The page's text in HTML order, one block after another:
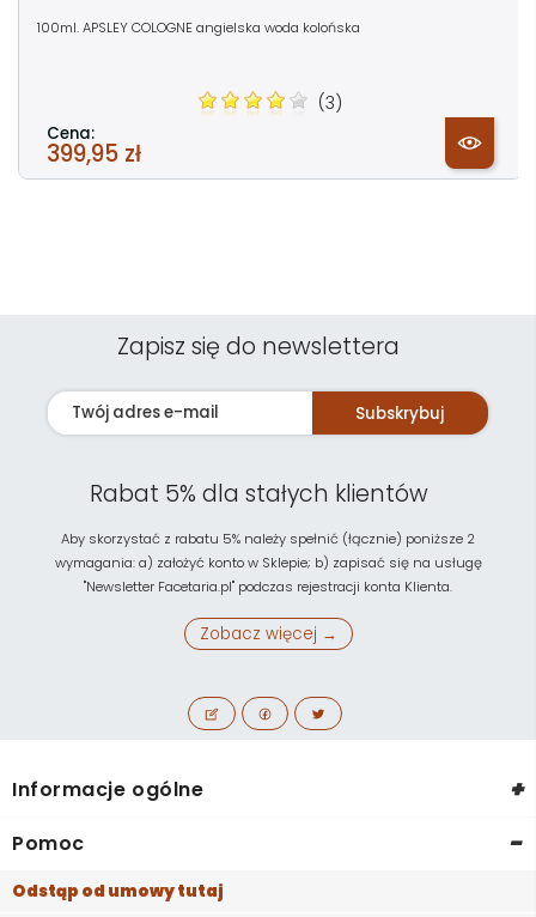
100ml. APSLEY COLOGNE angielska woda kolońska
(3)
Cena:
399,95 zł
Zapisz się do newslettera
Subskrybuj
Rabat 5% dla stałych klientów
Aby skorzystać z rabatu 5% należy spełnić (łącznie) poniższe 2
wymagania: a) założyć konto w Sklepie; b) zapisać się na usługę
"Newsletter Facetaria.pl" podczas rejestracji konta Klienta.
Zobacz więcej →
Informacje ogólne +
Pomoc -
Odstąp od umowy tutaj